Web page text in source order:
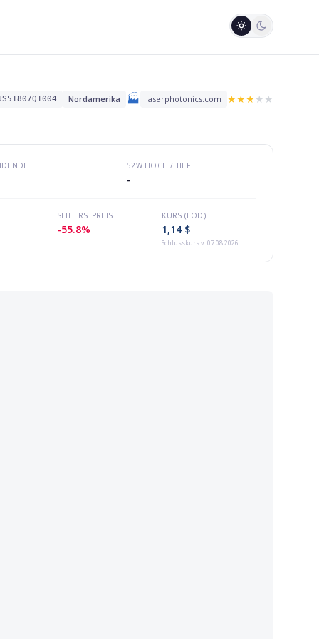
Nordamerika 🏭 laserphotonics.com ★★★★ ★
52W HOCH / TIEF
-
SEIT ERSTPREIS
-55.8%
KURS (EOD)
1,14 $
Schlusskursv. 07.08.2026